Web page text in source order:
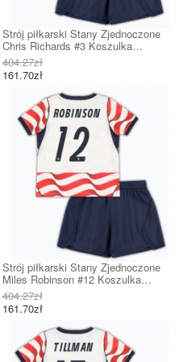
Strój piłkarski Stany Zjednoczone
Chris Richards #3 Koszulka
Podstawowej dziecięce MŚ 2026
Krótki Rękaw (+ Krótkie spodenki)
404.27zł
161.70zł
Strój piłkarski Stany Zjednoczone
Miles Robinson #12 Koszulka
Podstawowej dziecięce MŚ 2026
Krótki Rękaw (+ Krótkie spodenki)
404.27zł
161.70zł